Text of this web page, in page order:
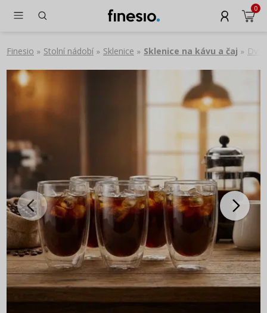
0
Finesio » Stolní nádobí » Sklenice » Sklenice na kávu a čaj »